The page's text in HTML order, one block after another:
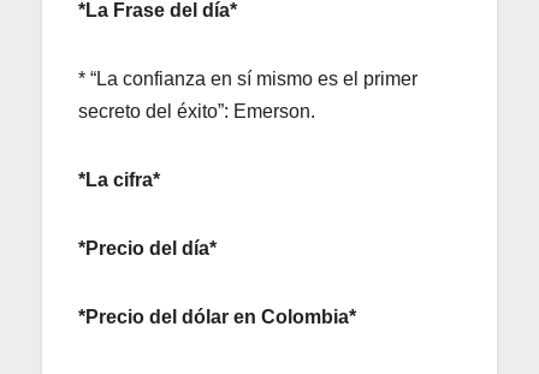
*La Frase del día*
* “La confianza en sí mismo es el primer
secreto del éxito”: Emerson.
*La cifra*
*Precio del día*
*Precio del dólar en Colombia*